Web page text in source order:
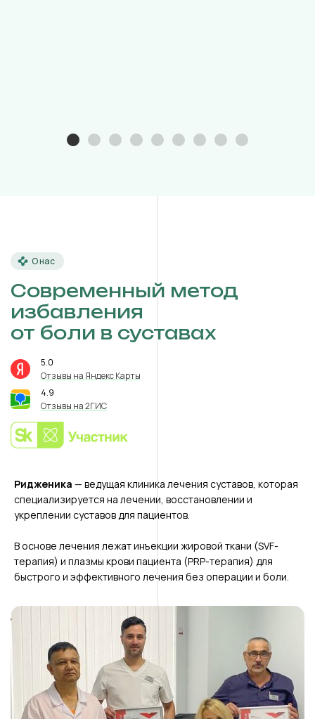
О нас
Современный метод
избавления
от боли в суставах
5.0
Отзывы на Яндекс Карты
4.9
Отзывы на 2ГИС
Ридженика — ведущая клиника лечения суставов, которая
специализируется на лечении, восстановлении и
укреплении суставов для пациентов.
В основе лечения лежат инъекции жировой ткани (SVF-
терапия) и плазмы крови пациента (PRP-терапия) для
быстрого и эффективного лечения без операции и боли.